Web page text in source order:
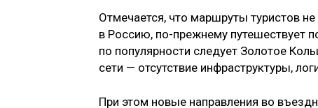
Отмечается, что маршруты туристов
в Россию, по-прежнему путешествует
по популярности следует Золотое
сети — отсутствие инфраструктуры,
При этом новые направления во